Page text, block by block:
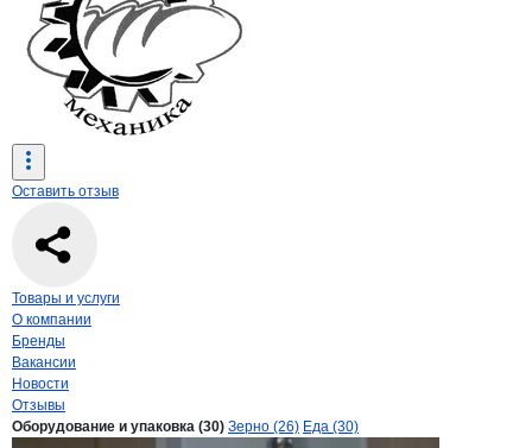
Оставить отзыв
Навигация по странице
Товары и услуги
О компании
Бренды
Вакансии
Новости
Отзывы
ПродукцияПродовольственная
Навигация по продуктамкомпании
Оборудование и упаковка (30) Зерно (26) Еда (30)